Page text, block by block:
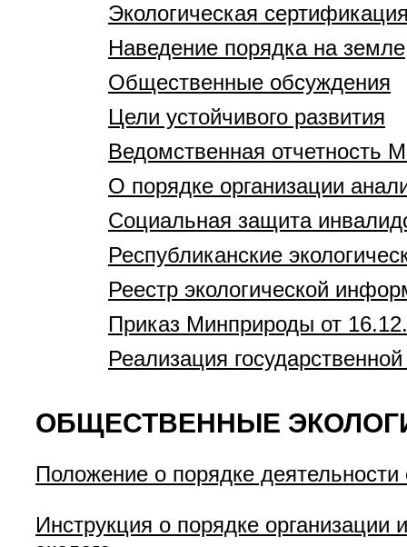
Экологическая
Наведение порядка на земле
Общественные обсуждения
Цели устойчивого развития
Ведомственная отчетность
О порядке организации
Социальная защита
Республиканские
Реестр экологической
Приказ Минприроды от
Реализация
ОБЩЕСТВЕННЫЕ
Положение о порядке
Инструкция о порядке организации